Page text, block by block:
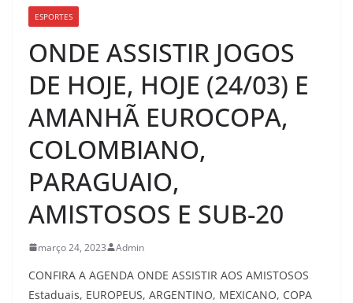
ESPORTES
ONDE ASSISTIR JOGOS
DE HOJE, HOJE (24/03) E
AMANHÃ EUROCOPA,
COLOMBIANO,
PARAGUAIO,
AMISTOSOS E SUB-20
março 24, 2023 Admin
CONFIRA A AGENDA ONDE ASSISTIR AOS AMISTOSOS
Estaduais, EUROPEUS, ARGENTINO, MEXICANO, COPA